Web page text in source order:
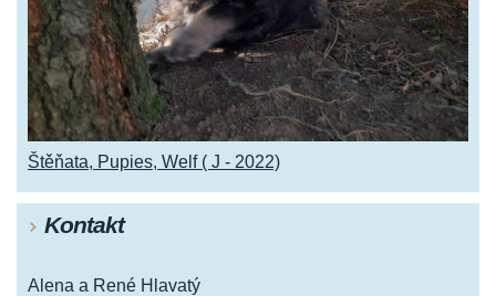
Štěňata, Pupies, Welf ( J - 2022)
Kontakt
Alena a René Hlavatý